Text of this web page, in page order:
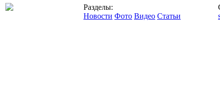
Разделы:
Новости Фото Видео Статьи